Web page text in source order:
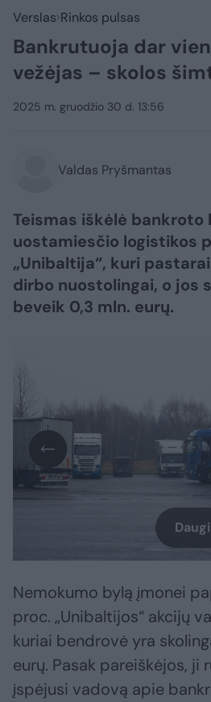
Verslas Rinkos pulsas
Bankrutuoja dar
vežėjas – skolos
2025 m. gruodžio 30 d. 13:56
Valdas Pryšmantas
Teismas iškėlė bankroto
uostamiesčio logistikos
„Unibaltija“, kuri
dirbo nuostolingai, o jos
beveik 0,3 mln. eurų.
Nemokumo bylą įmonei
proc. „Unibaltijos“ akcijų
kuriai bendrovė yra
eurų. Pasak pareiškėjos, ji
įspėjusi vadovą apie